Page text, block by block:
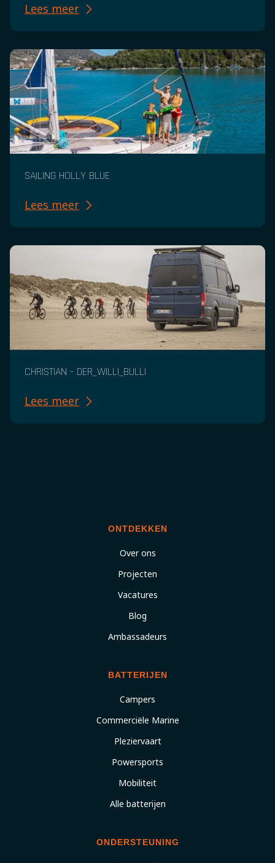
Lees meer
SAILING HOLLY BLUE
Lees meer
CHRISTIAN - DER_WILLI_BULLI
Lees meer
ONTDEKKEN
Over ons
Projecten
Vacatures
Blog
Ambassadeurs
BATTERIJEN
Campers
Commerciële Marine
Pleziervaart
Powersports
Mobiliteit
Alle batterijen
ONDERSTEUNING